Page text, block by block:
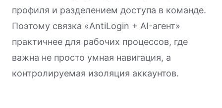
профиля и разделением доступа в команде.
Поэтому связка «AntiLogin + AI-агент»
практичнее для рабочих процессов, где
важна не просто умная навигация, а
контролируемая изоляция аккаунтов.